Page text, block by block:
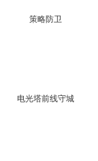
策略防卫
电光塔前线守城